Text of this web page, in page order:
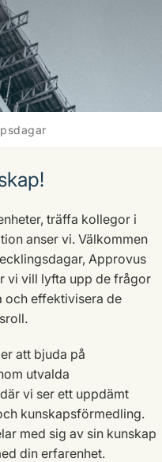
träffa kollegor i
anser vi. Välkommen
Approvus
vi vill lyfta upp de frågor
och effektivisera de
att bjuda på
utvalda
vi ser ett uppdämt
kunskapsförmedling.
med sig av sin kunskap
din erfarenhet.